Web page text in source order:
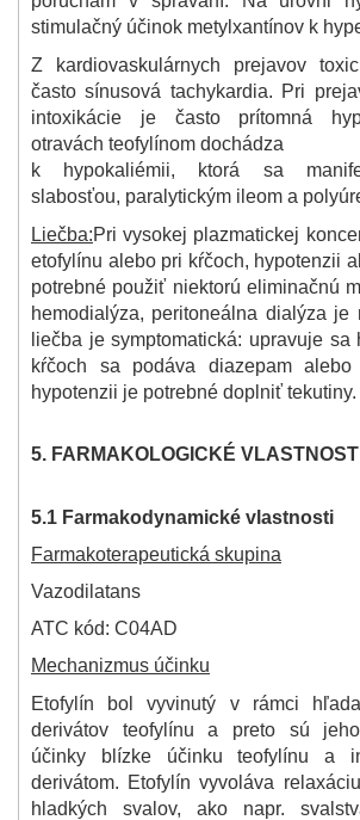
stimulačný účinok metylxantínov k
Z kardiovaskulárnych prejavov
často sínusová tachykardia. Pri
intoxikácie je často prítomná
otravách teofylínom dochádza
k hypokaliémii, ktorá sa
slabosťou, paralytickým ileom a
Liečba:Pri vysokej plazmatickej
etofylínu alebo pri kŕčoch, hypotenzii
potrebné použiť niektorú eliminačnú
hemodialýza, peritoneálna dialýza je
liečba je symptomatická: upravuje sa
kŕčoch sa podáva diazepam alebo
hypotenzii je potrebné doplniť tekutiny.
5. FARMAKOLOGICKÉ VLASTNOSTI
5.1 Farmakodynamické vlastnosti
Farmakoterapeutická skupina
Vazodilatans
ATC kód: C04AD
Mechanizmus účinku
Etofylín bol vyvinutý v rámci
derivátov teofylínu a preto sú jeho
účinky blízke účinku teofylínu a
derivátom. Etofylín vyvoláva
hladkých svalov, ako napr.